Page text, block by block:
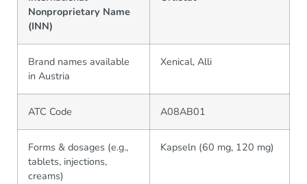
Nonproprietary Name
(INN)
Brand names available
in Austria
Xenical, Alli
ATC Code A08AB01
Forms & dosages (e.g.,
tablets, injections,
creams)
Kapseln (60 mg, 120 mg)